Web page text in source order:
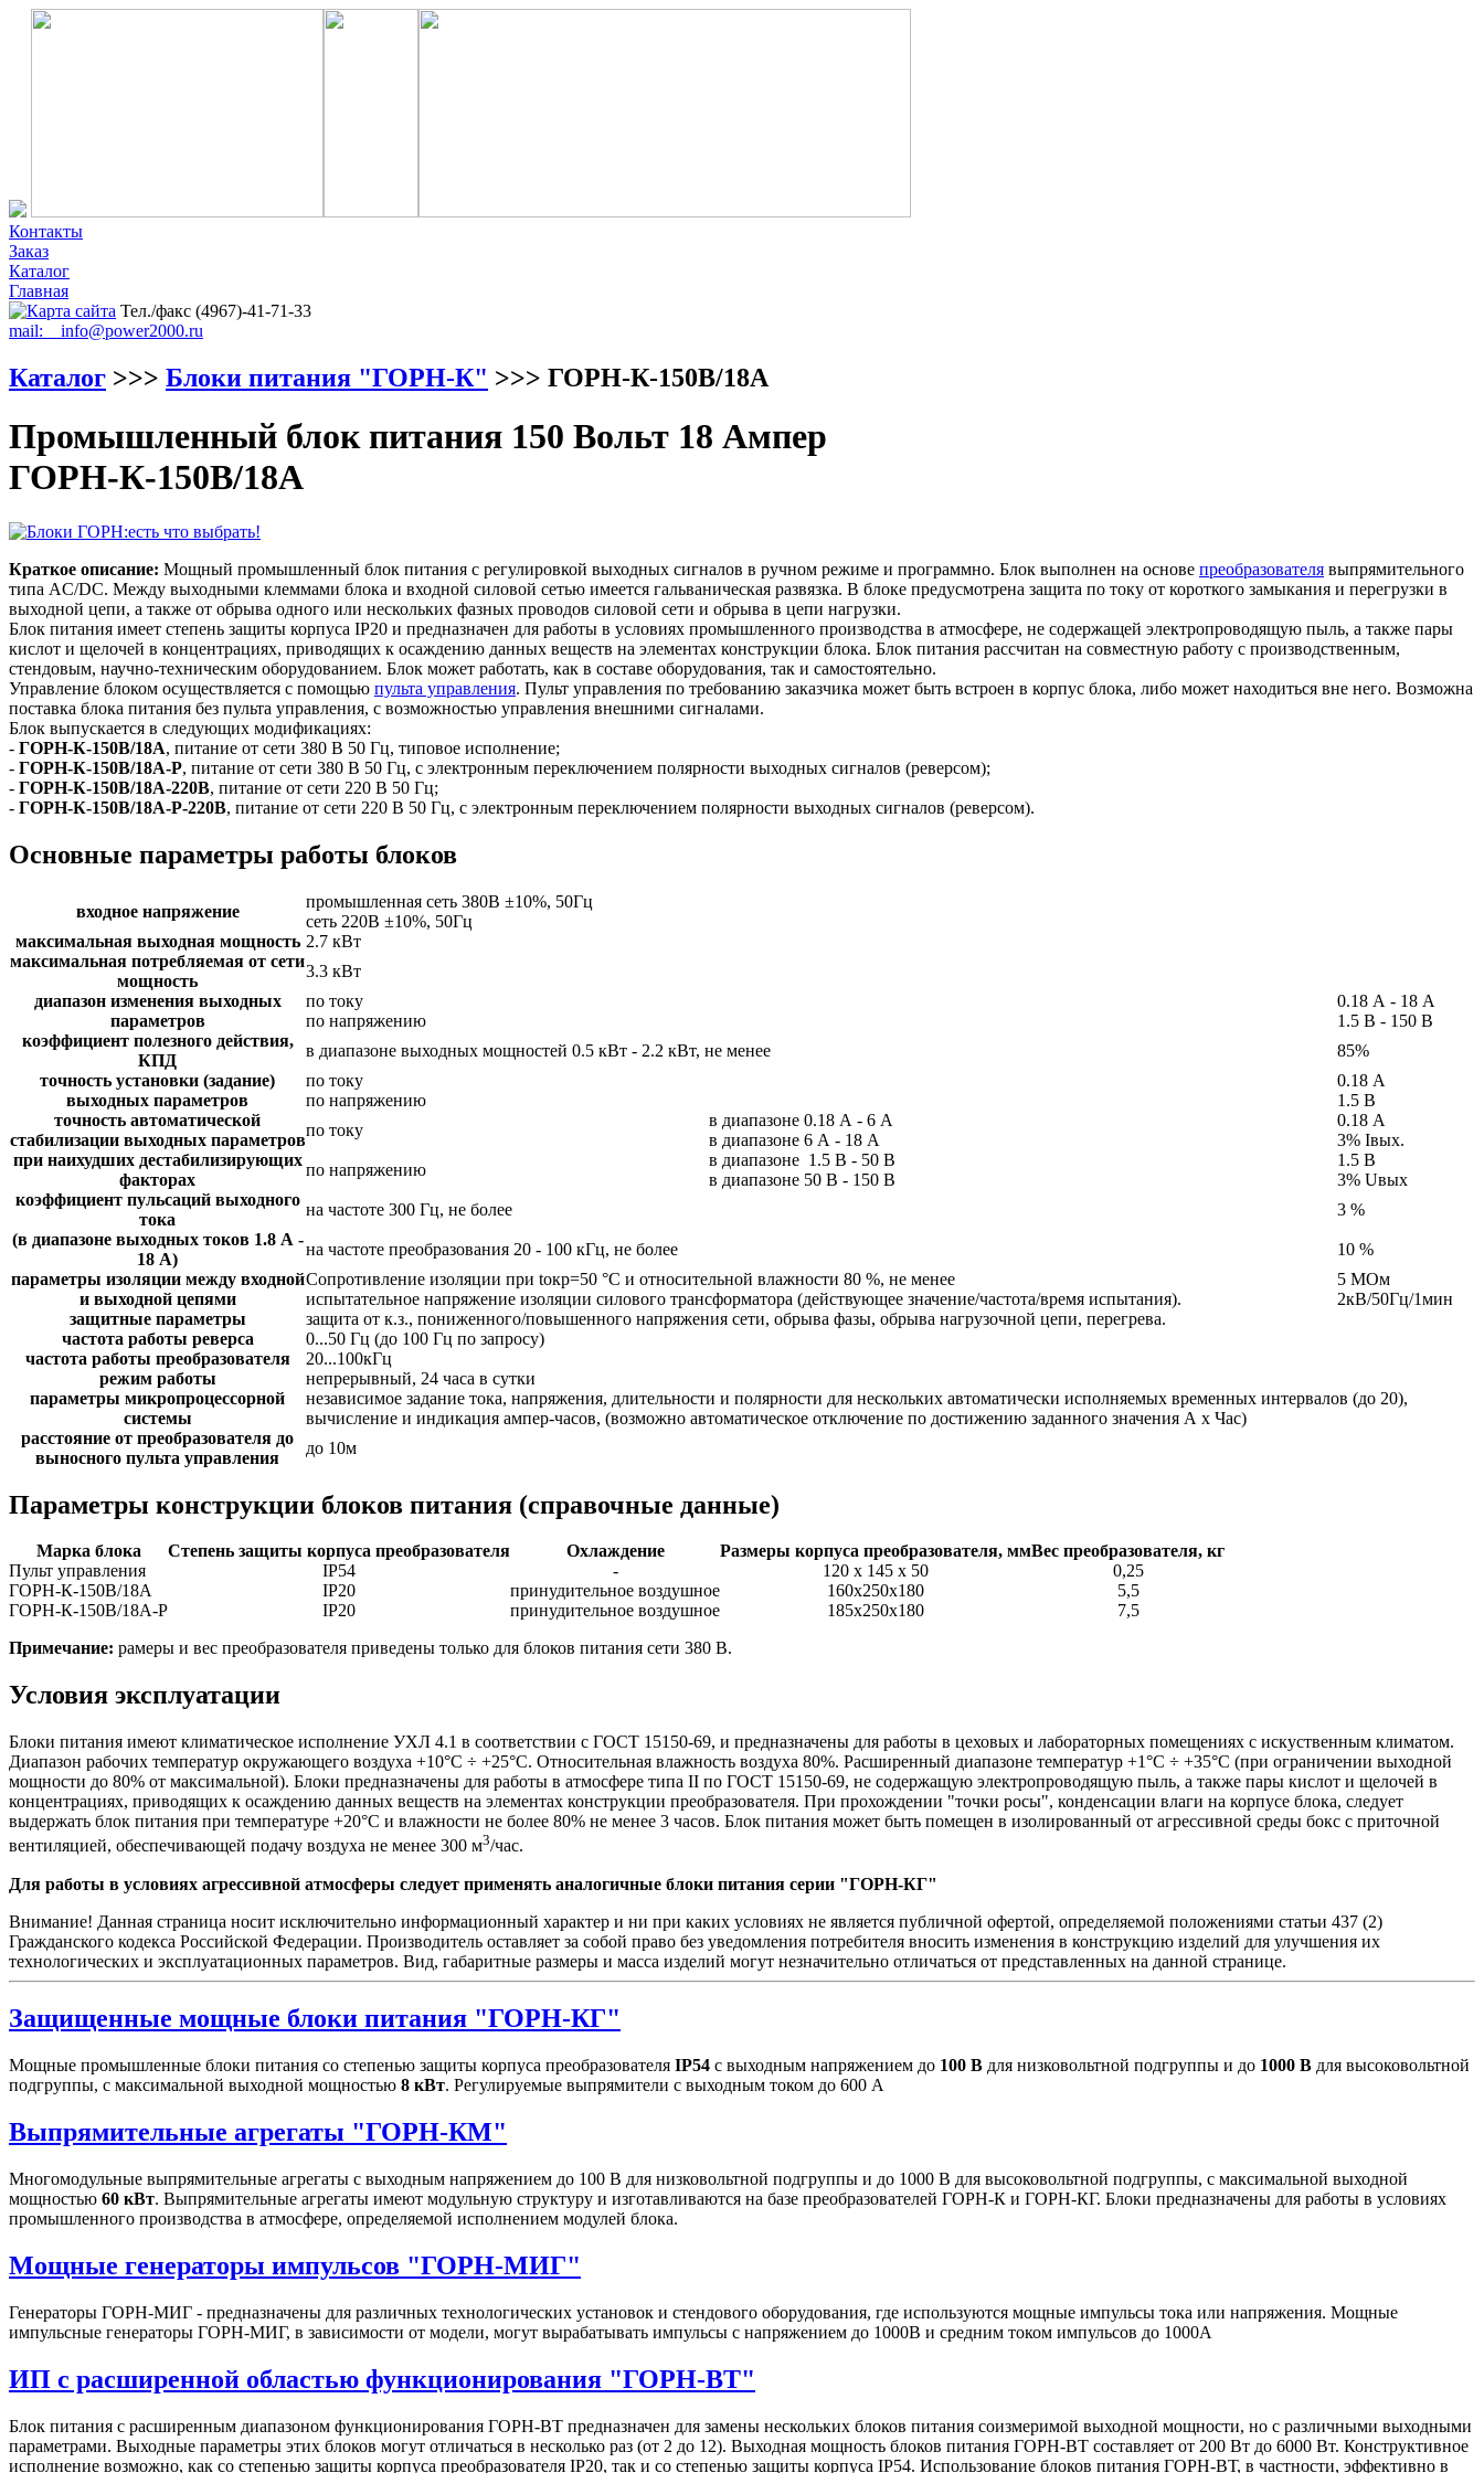
Контакты
Заказ
Каталог
Главная
Тел./факс (4967)-41-71-33
mail: info@power2000.ru
Каталог >>> Блоки питания "ГОРН-К" >>> ГОРН-К-150В/18А
Промышленный блок питания 150 Вольт 18 Ампер
ГОРН-К-150В/18А
Краткое описание: Мощный промышленный блок питания с регулировкой выходных сигналов в ручном режиме и программно. Блок выполнен на основе преобразователя выпрямительного
типа AC/DC. Между выходными клеммами блока и входной силовой сетью имеется гальваническая развязка. В блоке предусмотрена защита по току от короткого замыкания и перегрузки в
выходной цепи, а также от обрыва одного или нескольких фазных проводов силовой сети и обрыва в цепи нагрузки.
Блок питания имеет степень защиты корпуса IP20 и предназначен для работы в условиях промышленного производства в атмосфере, не содержащей электропроводящую пыль, а также пары
кислот и щелочей в концентрациях, приводящих к осаждению данных веществ на элементах конструкции блока. Блок питания рассчитан на совместную работу с производственным,
стендовым, научно-техническим оборудованием. Блок может работать, как в составе оборудования, так и самостоятельно.
Управление блоком осуществляется с помощью пульта управления. Пульт управления по требованию заказчика может быть встроен в корпус блока, либо может находиться вне него. Возможна
поставка блока питания без пульта управления, с возможностью управления внешними сигналами.
Блок выпускается в следующих модификациях:
- ГОРН-К-150В/18А, питание от сети 380 В 50 Гц, типовое исполнение;
- ГОРН-К-150В/18А-Р, питание от сети 380 В 50 Гц, с электронным переключением полярности выходных сигналов (реверсом);
- ГОРН-К-150В/18А-220В, питание от сети 220 В 50 Гц;
- ГОРН-К-150В/18А-Р-220В, питание от сети 220 В 50 Гц, с электронным переключением полярности выходных сигналов (реверсом).
Основные параметры работы блоков
входное напряжение
промышленная сеть 380В ±10%, 50Гц
сеть 220В ±10%, 50Гц
максимальная выходная мощность 2.7 кВт
максимальная потребляемая от сети
мощность
3.3 кВт
диапазон изменения выходных
параметров
по току
0.18 А - 18 А
по напряжению
1.5 В - 150 В
коэффициент полезного действия,
КПД
в диапазоне выходных мощностей 0.5 кВт - 2.2 кВт, не менее
85%
точность установки (задание)
выходных параметров
по току
0.18 А
по напряжению
1.5 В
точность автоматической
стабилизации выходных параметров
при наихудших дестабилизирующих
факторах
по току
в диапазоне 0.18 А - 6 А
0.18 А
в диапазоне 6 А - 18 А
3% Iвых.
по напряжению
в диапазоне 1.5 В - 50 В
1.5 В
в диапазоне 50 В - 150 В
3% Uвых
коэффициент пульсаций выходного
тока
(в диапазоне выходных токов 1.8 А -
18 А)
на частоте 300 Гц, не более 3 %
на частоте преобразования 20 - 100 кГц, не более
10 %
параметры изоляции между входной
и выходной цепями
Сопротивление изоляции при tокр=50 °С и относительной влажности 80 %, не менее
5 МОм
испытательное напряжение изоляции силового трансформатора (действующее значение/частота/время испытания).
2кВ/50Гц/1мин
защитные параметры
защита от к.з., пониженного/повышенного напряжения сети, обрыва фазы, обрыва нагрузочной цепи, перегрева.
частота работы реверса
0...50 Гц (до 100 Гц по запросу)
частота работы преобразователя
20...100кГц
режим работы
непрерывный, 24 часа в сутки
параметры микропроцессорной
системы
независимое задание тока, напряжения, длительности и полярности для нескольких автоматически исполняемых временных интервалов (до 20),
вычисление и индикация ампер-часов, (возможно автоматическое отключение по достижению заданного значения А х Час)
расстояние от преобразователя до
выносного пульта управления
до 10м
Параметры конструкции блоков питания (справочные данные)
Марка блока Степень защиты корпуса преобразователя Охлаждение Размеры корпуса преобразователя, ммВес преобразователя, кг
Пульт управления
IP54 - 120 х 145 х 50
0,25
ГОРН-К-150В/18А
IP20 принудительное воздушное 160х250х180
5,5
ГОРН-К-150В/18А-Р
IP20 принудительное воздушное 185х250х180
7,5
Примечание: рамеры и вес преобразователя приведены только для блоков питания сети 380 В.
Условия эксплуатации
Блоки питания имеют климатическое исполнение УХЛ 4.1 в соответствии с ГОСТ 15150-69, и предназначены для работы в цеховых и лабораторных помещениях с искуственным климатом.
Диапазон рабочих температур окружающего воздуха +10°С ÷ +25°С. Относительная влажность воздуха 80%. Расширенный диапазоне температур +1°С ÷ +35°С (при ограничении выходной
мощности до 80% от максимальной). Блоки предназначены для работы в атмосфере типа II по ГОСТ 15150-69, не содержащую электропроводящую пыль, а также пары кислот и щелочей в
концентрациях, приводящих к осаждению данных веществ на элементах конструкции преобразователя. При прохождении "точки росы", конденсации влаги на корпусе блока, следует
выдержать блок питания при температуре +20°С и влажности не более 80% не менее 3 часов. Блок питания может быть помещен в изолированный от агрессивной среды бокс с приточной
вентиляцией, обеспечивающей подачу воздуха не менее 300 м3/час.
Для работы в условиях агрессивной атмосферы следует применять аналогичные блоки питания серии "ГОРН-КГ"
Внимание! Данная страница носит исключительно информационный характер и ни при каких условиях не является публичной офертой, определяемой положениями статьи 437 (2)
Гражданского кодекса Российской Федерации. Производитель оставляет за собой право без уведомления потребителя вносить изменения в конструкцию изделий для улучшения их
технологических и эксплуатационных параметров. Вид, габаритные размеры и масса изделий могут незначительно отличаться от представленных на данной странице.
Защищенные мощные блоки питания "ГОРН-КГ"
Мощные промышленные блоки питания со степенью защиты корпуса преобразователя IP54 с выходным напряжением до 100 В для низковольтной подгруппы и до 1000 В для высоковольтной
подгруппы, с максимальной выходной мощностью 8 кВт. Регулируемые выпрямители с выходным током до 600 А
Выпрямительные агрегаты "ГОРН-КМ"
Многомодульные выпрямительные агрегаты с выходным напряжением до 100 В для низковольтной подгруппы и до 1000 В для высоковольтной подгруппы, с максимальной выходной
мощностью 60 кВт. Выпрямительные агрегаты имеют модульную структуру и изготавливаются на базе преобразователей ГОРН-К и ГОРН-КГ. Блоки предназначены для работы в условиях
промышленного производства в атмосфере, определяемой исполнением модулей блока.
Мощные генераторы импульсов "ГОРН-МИГ"
Генераторы ГОРН-МИГ - предназначены для различных технологических установок и стендового оборудования, где используются мощные импульсы тока или напряжения. Мощные
импульсные генераторы ГОРН-МИГ, в зависимости от модели, могут вырабатывать импульсы c напряжением до 1000В и средним током импульсов до 1000А
ИП с расширенной областью функционирования "ГОРН-ВТ"
Блок питания с расширенным диапазоном функционирования ГОРН-ВТ предназначен для замены нескольких блоков питания соизмеримой выходной мощности, но с различными выходными
параметрами. Выходные параметры этих блоков могут отличаться в несколько раз (от 2 до 12). Выходная мощность блоков питания ГОРН-ВТ составляет от 200 Вт до 6000 Вт. Конструктивное
исполнение возможно, как со степенью защиты корпуса преобразователя IP20, так и со степенью защиты корпуса IP54. Использование блоков питания ГОРН-ВТ, в частности, эффективно в